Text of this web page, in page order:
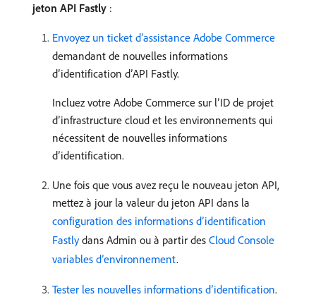
jeton API Fastly :
Envoyez un ticket d’assistance Adobe Commerce
demandant de nouvelles informations
d’identification d’API Fastly.
Incluez votre Adobe Commerce sur l’ID de projet
d’infrastructure cloud et les environnements qui
nécessitent de nouvelles informations
d’identification.
Une fois que vous avez reçu le nouveau jeton API,
mettez à jour la valeur du jeton API dans la
configuration des informations d’identification
Fastlydans Admin ou à partir des Cloud Console
variables d’environnement.
Tester les nouvelles informations d’identification.